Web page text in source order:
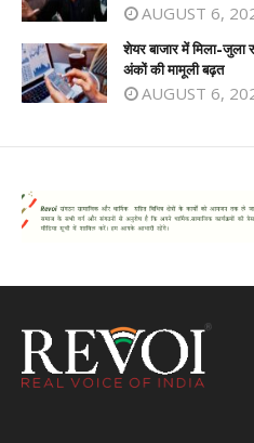
AUGUST 6,
शेयर बाजार में मिला-
अंकों की मामूली बढ़त
AUGUST 6,